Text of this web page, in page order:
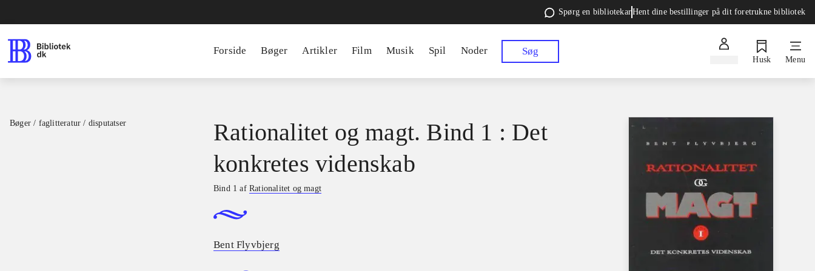
Spørg en bibliotekarHent dine bestillinger på dit foretrukne bibliotek
Forside Bøger Artikler Film Musik Spil Noder Søg
Husk Menu
Bøger / faglitteratur / disputatser
Rationalitet og magt. Bind 1 : Det
konkretes videnskab
Bind 1 afRationalitet og magt
Bent Flyvbjerg